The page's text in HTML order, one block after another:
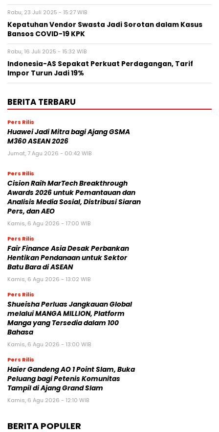
Rabu, 23 Juli 2025 - 15:27 WIB
Kepatuhan Vendor Swasta Jadi Sorotan dalam Kasus
Bansos COVID-19 KPK
Rabu, 16 Juli 2025 - 15:32 WIB
Indonesia-AS Sepakat Perkuat Perdagangan, Tarif
Impor Turun Jadi 19%
BERITA TERBARU
Pers Rilis
Huawei Jadi Mitra bagi Ajang GSMA
M360 ASEAN 2026
Jumat, 7 Agu 2026 - 00:42 WIB
Pers Rilis
Cision Raih MarTech Breakthrough
Awards 2026 untuk Pemantauan dan
Analisis Media Sosial, Distribusi Siaran
Pers, dan AEO
Kamis, 6 Agu 2026 - 17:00 WIB
Pers Rilis
Fair Finance Asia Desak Perbankan
Hentikan Pendanaan untuk Sektor
Batu Bara di ASEAN
Kamis, 6 Agu 2026 - 13:02 WIB
Pers Rilis
Shueisha Perluas Jangkauan Global
melalui MANGA MILLION, Platform
Manga yang Tersedia dalam 100
Bahasa
Kamis, 6 Agu 2026 - 13:00 WIB
Pers Rilis
Haier Gandeng AO 1 Point Slam, Buka
Peluang bagi Petenis Komunitas
Tampil di Ajang Grand Slam
Kamis, 6 Agu 2026 - 12:10 WIB
BERITA POPULER